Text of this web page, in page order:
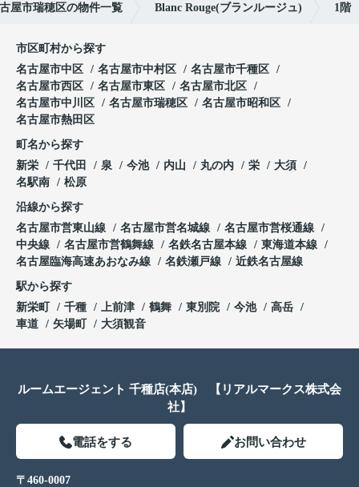
屋市瑞穂区の物件一覧 Blanc Rouge(ブランルージュ) 1階
市区町村から探す
名古屋市中区
名古屋市中村区
名古屋市千種区
名古屋市西区
名古屋市東区
名古屋市北区
名古屋市中川区
名古屋市瑞穂区
名古屋市昭和区
名古屋市熱田区
町名から探す
新栄
千代田 泉 今池 内山 丸の内 栄
大須
名駅南
松原
沿線から探す
名古屋市営東山線
名古屋市営名城線
名古屋市営桜通線
中央線
名古屋市営鶴舞線 名鉄名古屋本線
東海道本線
名古屋臨海高速あおなみ線
名鉄瀬戸線 近鉄名古屋線
駅から探す
新栄町
千種 上前津 鶴舞 東別院 今池
高岳
車道
矢場町 大須観音
ルームエージェント 千種店(本店) 【リアルマークス株式会
社】
電話をする お問い合わせ
〒460-0007